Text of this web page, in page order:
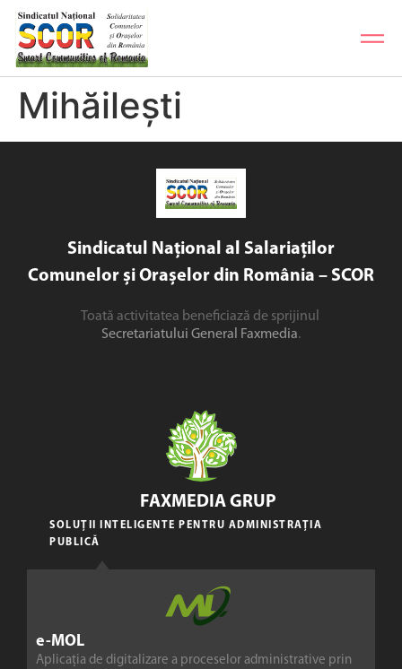
Mihăilești
Sindicatul Național al Salariaților
Comunelor și Orașelor din România – SCOR
Toată activitatea beneficiază de sprijinul
Secretariatului General Faxmedia.
e-MOL
Aplicația de digitalizare a proceselor administrative prin
FAXMEDIA GRUP
SOLUȚII INTELIGENTE PENTRU ADMINISTRAȚIA
PUBLICĂ